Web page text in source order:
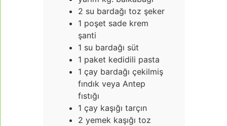
2 su bardağı toz şeker
1 poşet sade krem
şanti
1 su bardağı süt
1 paket kedidili pasta
1 çay bardağı çekilmiş
fındık veya Antep
fıstığı
1 çay kaşığı tarçın
2 yemek kaşığı toz